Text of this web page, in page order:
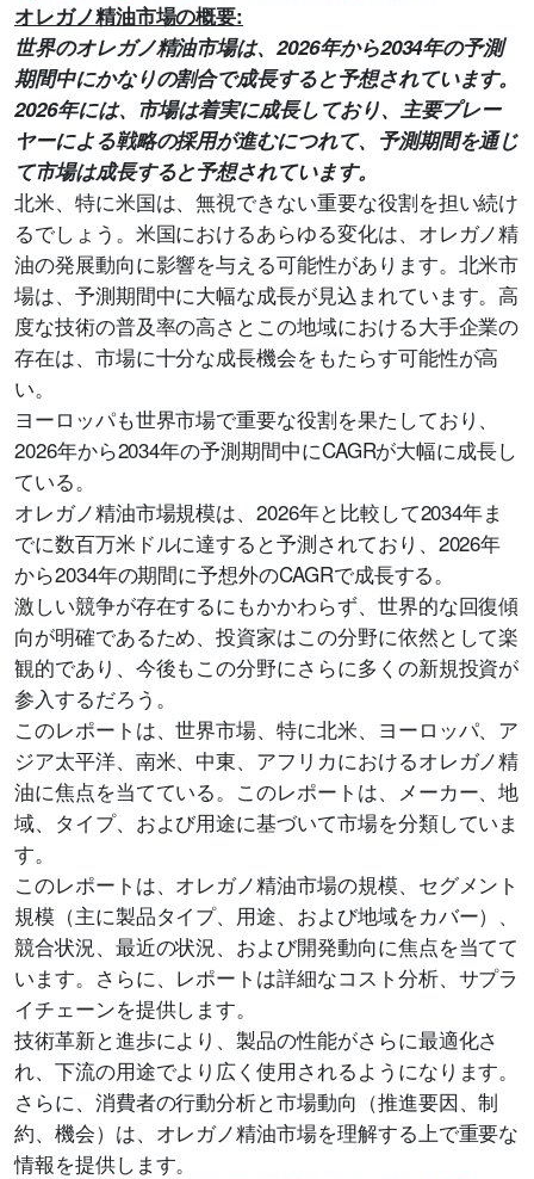
オレガノ精油市場の概要:
世界のオレガノ精油市場は、2026年から2034年の予測
期間中にかなりの割合で成長すると予想されています。
2026年には、市場は着実に成長しており、主要プレー
ヤーによる戦略の採用が進むにつれて、予測期間を通じ
て市場は成長すると予想されています。
北米、特に米国は、無視できない重要な役割を担い続け
るでしょう。米国におけるあらゆる変化は、オレガノ精
油の発展動向に影響を与える可能性があります。北米市
場は、予測期間中に大幅な成長が見込まれています。高
度な技術の普及率の高さとこの地域における大手企業の
存在は、市場に十分な成長機会をもたらす可能性が高
い。
ヨーロッパも世界市場で重要な役割を果たしており、
2026年から2034年の予測期間中にCAGRが大幅に成長し
ている。
オレガノ精油市場規模は、2026年と比較して2034年ま
でに数百万米ドルに達すると予測されており、2026年
から2034年の期間に予想外のCAGRで成長する。
激しい競争が存在するにもかかわらず、世界的な回復傾
向が明確であるため、投資家はこの分野に依然として楽
観的であり、今後もこの分野にさらに多くの新規投資が
参入するだろう。
このレポートは、世界市場、特に北米、ヨーロッパ、ア
ジア太平洋、南米、中東、アフリカにおけるオレガノ精
油に焦点を当てている。このレポートは、メーカー、地
域、タイプ、および用途に基づいて市場を分類していま
す。
このレポートは、オレガノ精油市場の規模、セグメント
規模（主に製品タイプ、用途、および地域をカバー）、
競合状況、最近の状況、および開発動向に焦点を当てて
います。さらに、レポートは詳細なコスト分析、サプラ
イチェーンを提供します。
技術革新と進歩により、製品の性能がさらに最適化さ
れ、下流の用途でより広く使用されるようになります。
さらに、消費者の行動分析と市場動向（推進要因、制
約、機会）は、オレガノ精油市場を理解する上で重要な
情報を提供します。